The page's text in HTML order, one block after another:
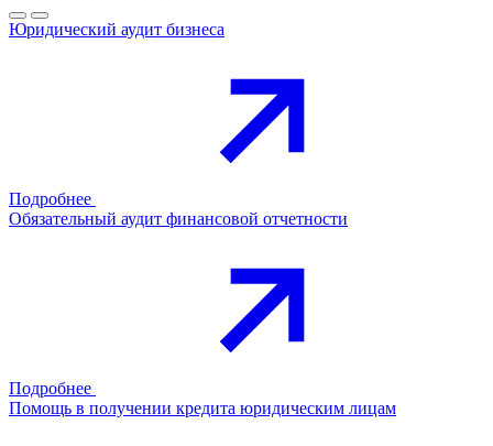
Юридический аудит бизнеса
Подробнее
Обязательный аудит финансовой отчетности
Подробнее
Помощь в получении кредита юридическим лицам